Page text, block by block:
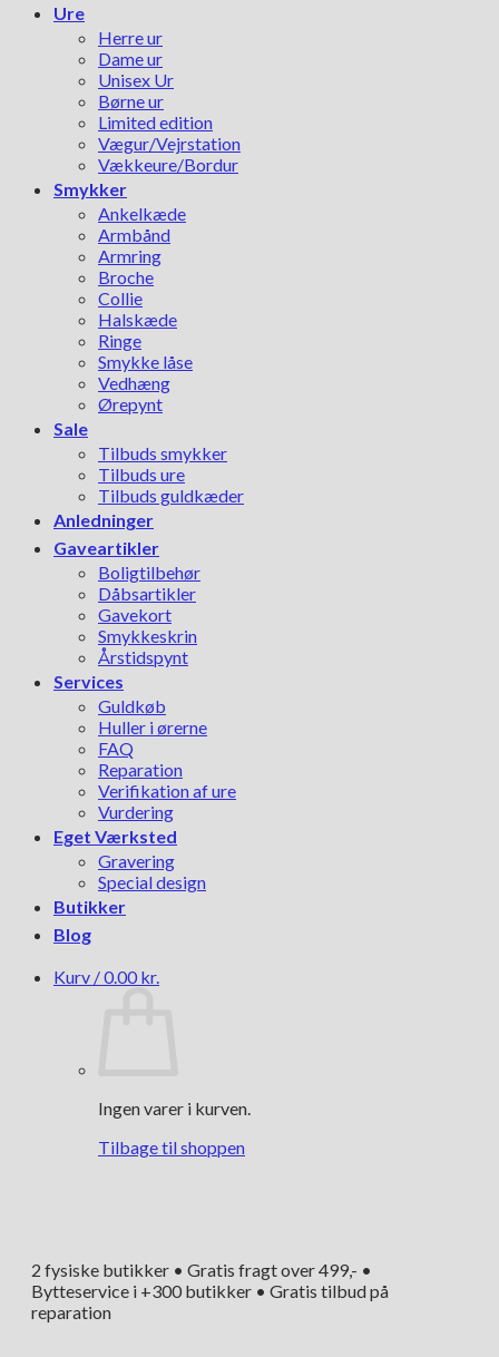
Ure
Herre ur
Dame ur
Unisex Ur
Børne ur
Limited edition
Vægur/Vejrstation
Vækkeure/Bordur
Smykker
Ankelkæde
Armbånd
Armring
Broche
Collie
Halskæde
Ringe
Smykke låse
Vedhæng
Ørepynt
Sale
Tilbuds smykker
Tilbuds ure
Tilbuds guldkæder
Anledninger
Gaveartikler
Boligtilbehør
Dåbsartikler
Gavekort
Smykkeskrin
Årstidspynt
Services
Guldkøb
Huller i ørerne
FAQ
Reparation
Verifikation af ure
Vurdering
Eget Værksted
Gravering
Special design
Butikker
Blog
Kurv /0.00 kr.
Ingen varer i kurven.
Tilbage til shoppen
2 fysiske butikker • Gratis fragt over 499,- •
Bytteservice i +300 butikker • Gratis tilbud på
reparation